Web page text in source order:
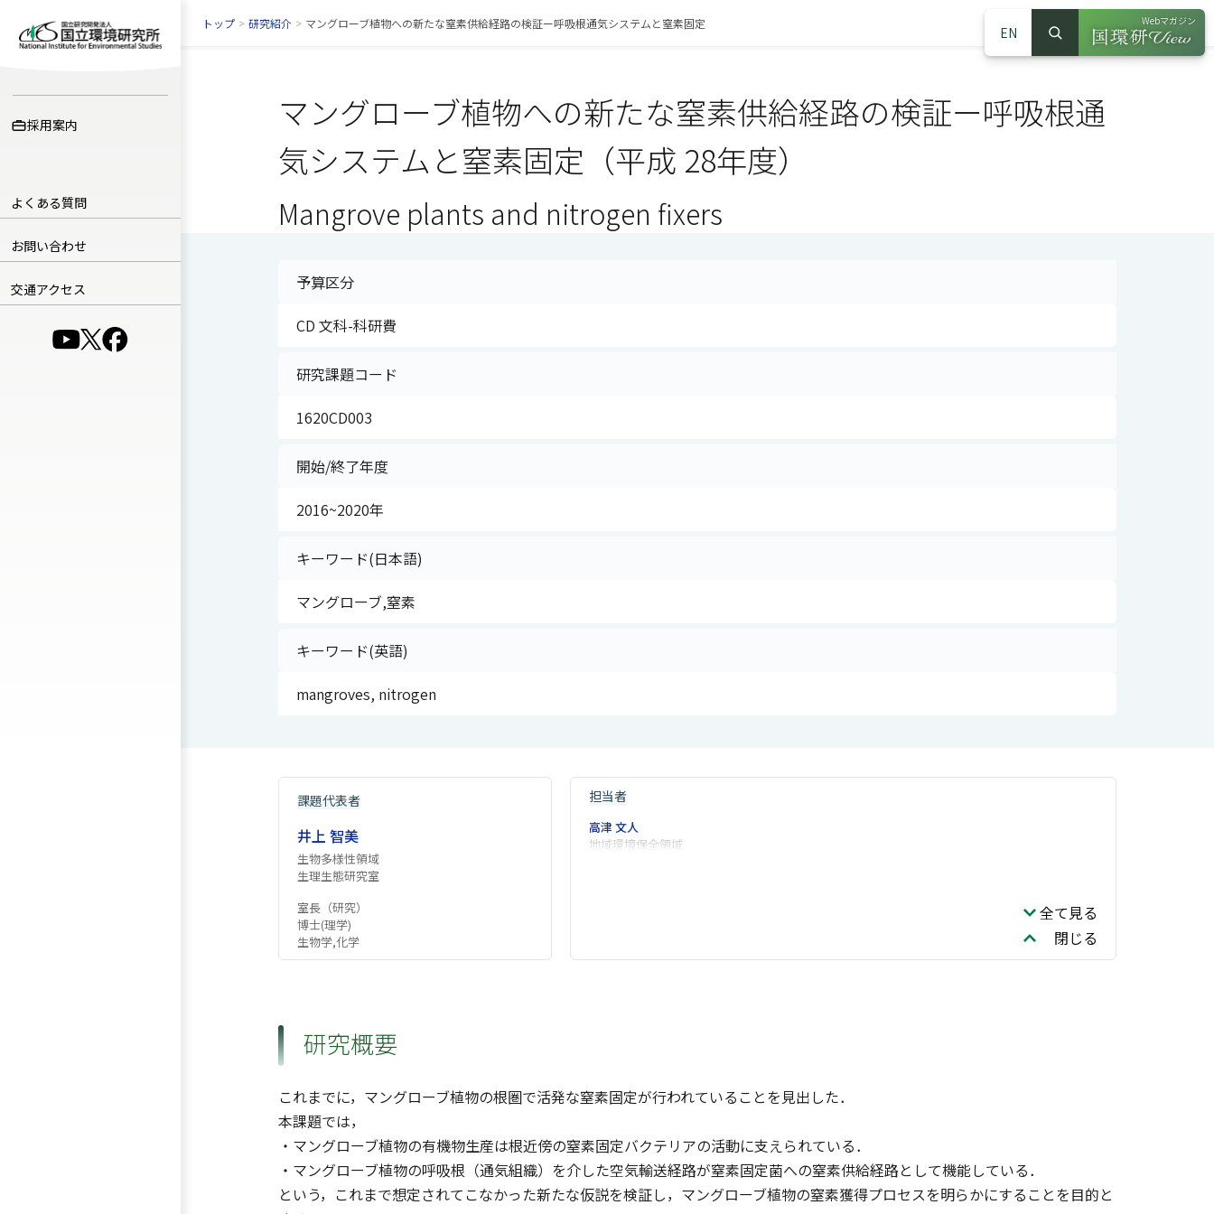
採用案内
よくある質問
お問い合わせ
交通アクセス
（別ウインドウで開きます）
（別ウインドウで開きます）
（別ウインドウで開きます）
EN
サイト内検索
検索
Webマガジン
（別ウインドウ
トップ > 研究紹介 > マングローブ植物への新たな窒素供給経路の検証ー呼吸根通気システムと窒素固定
マングローブ植物への新たな窒素供給経路の検証ー呼吸根通
気システムと窒素固定（平成 28年度）
Mangrove plants and nitrogen fixers
予算区分
CD 文科-科研費
研究課題コード
1620CD003
開始/終了年度
2016~2020年
キーワード(日本語)
マングローブ,窒素
キーワード(英語)
mangroves, nitrogen
課題代表者
井上 智美
生物多様性領域
生理生態研究室
室長（研究）
博士(理学)
生物学,化学
担当者
高津 文人
地域環境保全領域
全て見る
閉じる
研究概要
これまでに，マングローブ植物の根圏で活発な窒素固定が行われていることを見出した．
本課題では，
・マングローブ植物の有機物生産は根近傍の窒素固定バクテリアの活動に支えられている．
・マングローブ植物の呼吸根（通気組織）を介した空気輸送経路が窒素固定菌への窒素供給経路として機能している．
という，これまで想定されてこなかった新たな仮説を検証し，マングローブ植物の窒素獲得プロセスを明らかにすることを目的と